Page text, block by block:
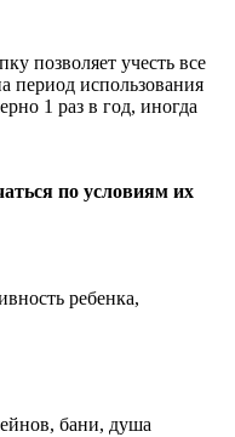
позволяет учесть все
период использования
1 раз в год, иногда
по условиям их
ребенка,
бани, душа